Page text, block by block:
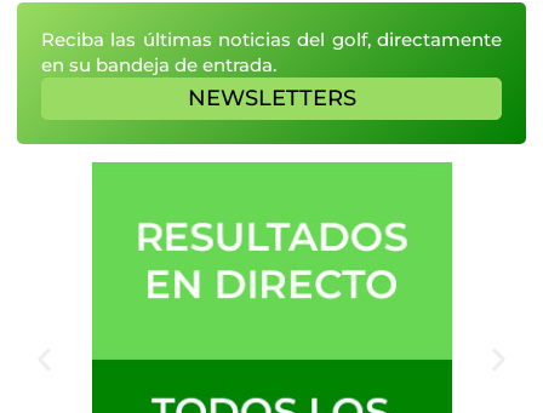
Reciba las últimas noticias del golf, directamente
en su bandeja de entrada.
NEWSLETTERS